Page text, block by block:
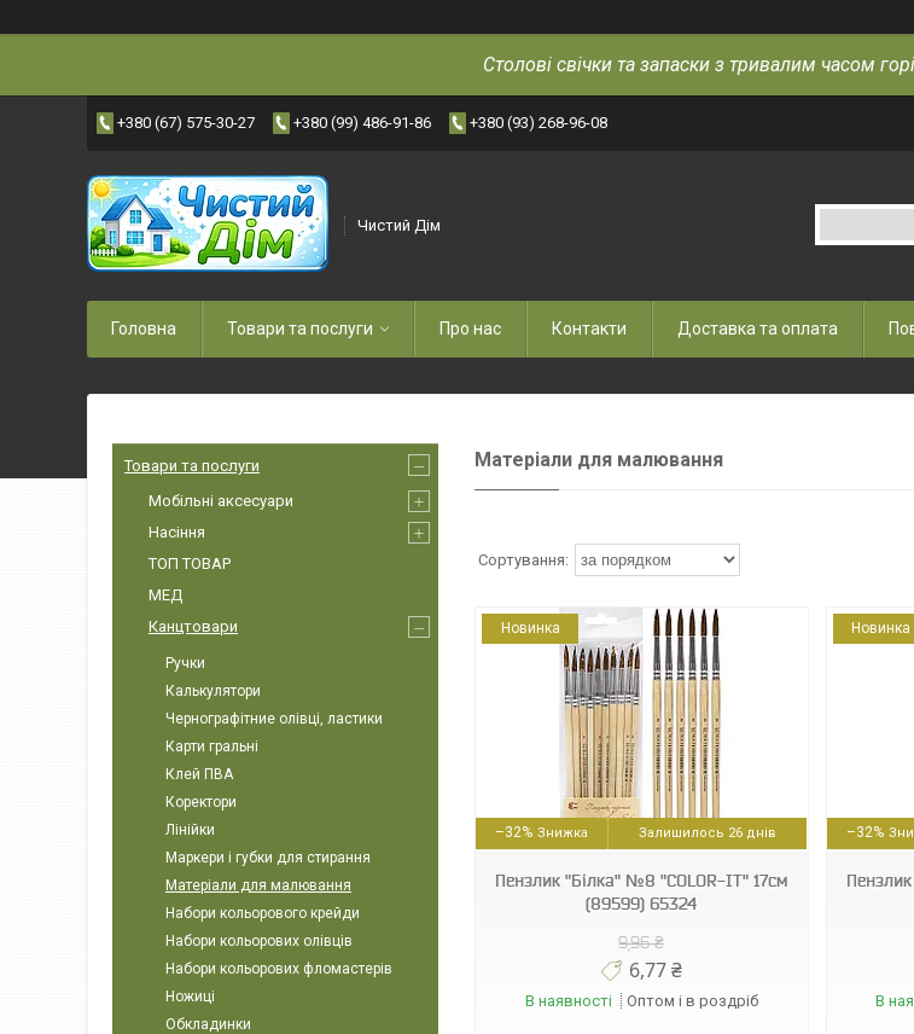
Столові свічки та запаски з тривалим часом
+380 (67) 575-30-27 +380 (99) 486-91-86 +380 (93) 268-96-08
Чистий Дім
Головна Товари та послуги Про нас Контакти Доставка та оплата
Матеріали для малювання
89599
Новинка
–32% Залишилось 26 днів
Пензлик "Білка" №8 "COLOR-IT" 17см
(89599) 65324
9,96 ₴
6,77 ₴
В наявності Оптом і в роздріб
89600
Новинка
–32%
В
Товари та послуги
Мобільні аксесуари
Насіння
ТОП ТОВАР
МЕД
Канцтовари
Ручки
Калькулятори
Чернографітние олівці, ластики
Карти гральні
Клей ПВА
Коректори
Лінійки
Маркери і губки для стирання
Матеріали для малювання
Набори кольорового крейди
Набори кольорових олівців
Набори кольорових фломастерів
Ножиці
Обкладинки